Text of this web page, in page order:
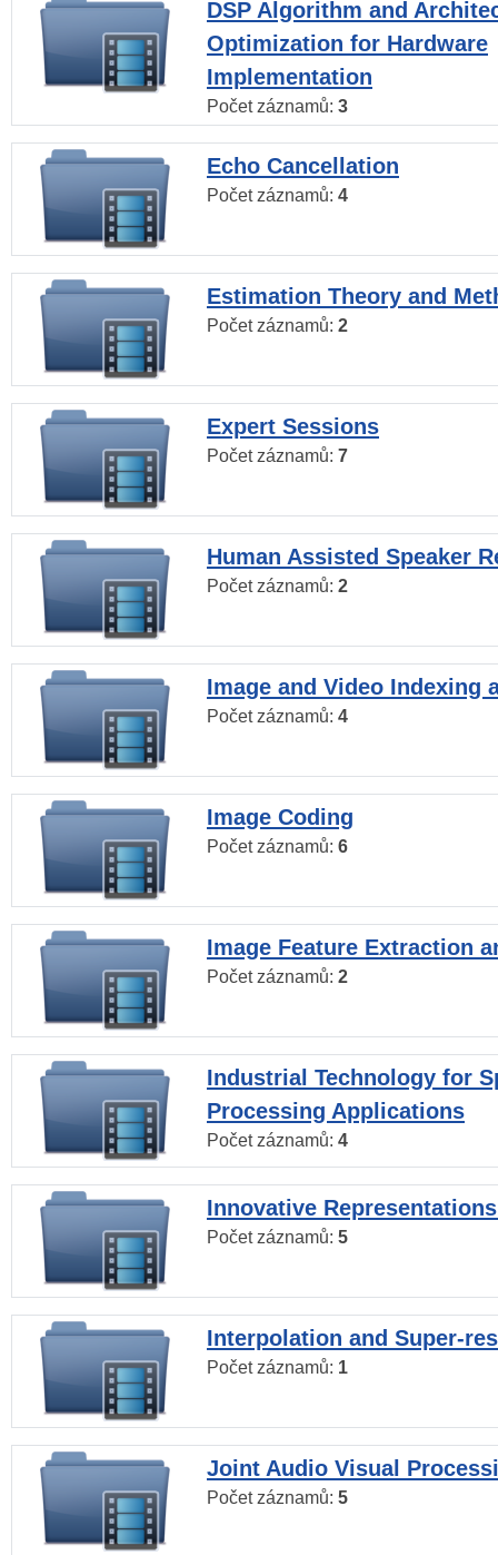
DSP Algorithm and
Optimization for Hardware
Implementation
Počet záznamů: 3
Echo Cancellation
Počet záznamů: 4
Estimation Theory and
Počet záznamů: 2
Expert Sessions
Počet záznamů: 7
Human Assisted Speaker
Počet záznamů: 2
Image and Video Indexing
Počet záznamů: 4
Image Coding
Počet záznamů: 6
Image Feature Extraction
Počet záznamů: 2
Industrial Technology for
Processing Applications
Počet záznamů: 4
Innovative
Počet záznamů: 5
Interpolation and Super-
Počet záznamů: 1
Joint Audio Visual
Počet záznamů: 5